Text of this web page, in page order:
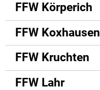
FFW Körperich
FFW Koxhausen
FFW Kruchten
FFW Lahr